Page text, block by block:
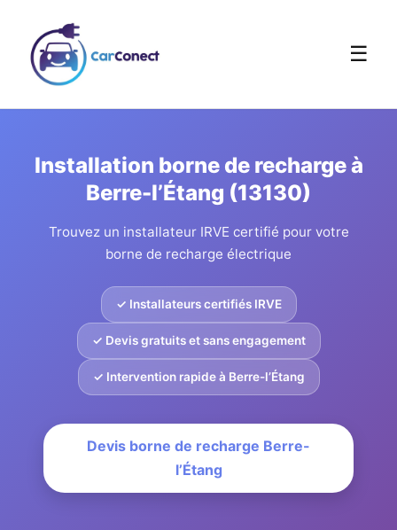
☰
Installation borne de recharge à
Berre-l’Étang (13130)
Trouvez un installateur IRVE certifié pour votre
borne de recharge électrique
✓ Installateurs certifiés IRVE
✓ Devis gratuits et sans engagement
✓ Intervention rapide à Berre-l’Étang
Devis borne de recharge Berre-
l’Étang